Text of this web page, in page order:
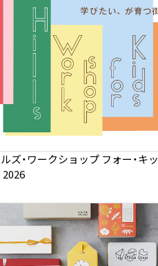
ズ・ワークショップ フォー・キッ
2026